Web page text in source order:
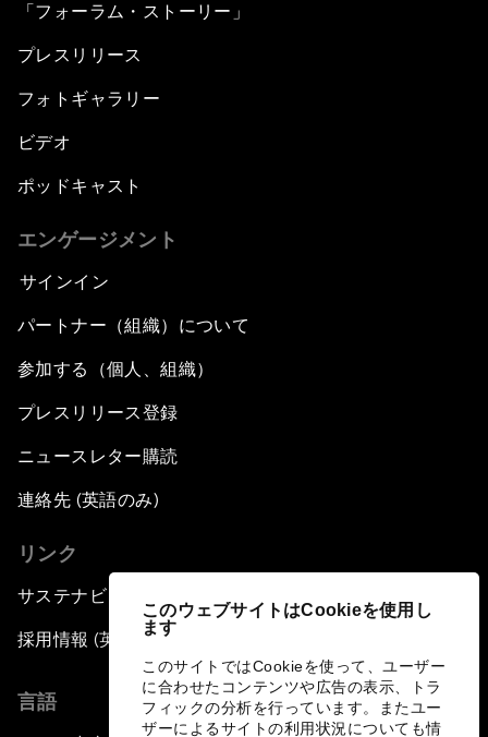
このウェブサイトはCookieを使用し
ます
このサイトではCookieを使って、ユーザー
に合わせたコンテンツや広告の表示、トラ
フィックの分析を行っています。またユー
ザーによるサイトの利用状況についても情
「フォーラム・ストーリー」
プレスリリース
フォトギャラリー
ビデオ
ポッドキャスト
エンゲージメント
サインイン
パートナー（組織）について
参加する（個人、組織）
プレスリリース登録
ニュースレター購読
連絡先 (英語のみ)
リンク
サステナビリティへの取り組み
採用情報 (英語のみ)
言語